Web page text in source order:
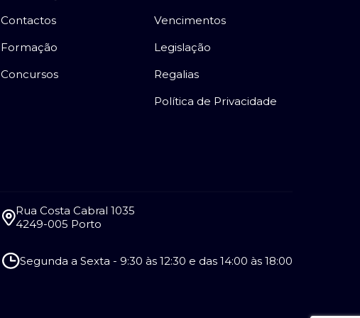
Contactos
Formação
Concursos
Vencimentos
Legislação
Regalias
Política de Privacidade
Rua Costa Cabral 1035
4249-005 Porto
Segunda a Sexta - 9:30 às 12:30 e das 14:00 às 18:00